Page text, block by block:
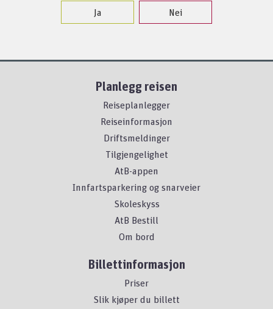
Ja
Nei
Planlegg reisen
Reiseplanlegger
Reiseinformasjon
Driftsmeldinger
Tilgjengelighet
AtB-appen
Innfartsparkering og snarveier
Skoleskyss
AtB Bestill
Om bord
Billettinformasjon
Priser
Slik kjøper du billett